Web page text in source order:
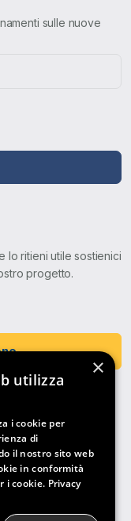
sulle nuove
lo ritieni utile sostienici
progetto.
×
utilizza
i cookie per
di
il nostro sito web
in conformità
i cookie. Privacy